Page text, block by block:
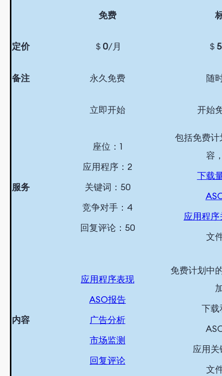
免费
定价 ＄ 0/月 ＄
备注 永久免费 随
立即开始 开始
服务
座位：1
应用程序：2
关键词：50
竞争对手：4
回复评论：50
包括免费
容
下载
应用程
文
内容
应用程序表现
ASO报告
广告分析
市场监测
回复评论
免费计划中
下载
应用
文